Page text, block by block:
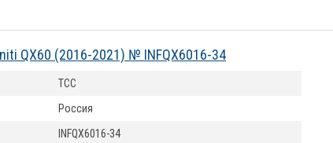
QX60 (2016-2021) № INFQX6016-34
ТСС
Россия
INFQX6016-34